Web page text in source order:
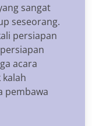
sangat
seseorang.
persiapan
acara
kalah
pembawa